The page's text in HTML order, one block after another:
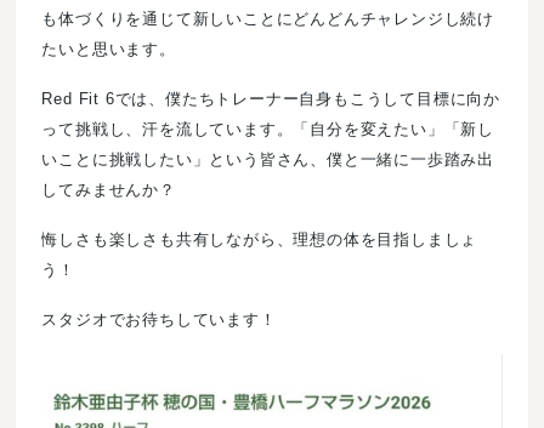
も体づくりを通じて新しいことにどんどんチャレンジし続け
たいと思います。
Red Fit 6では、僕たちトレーナー自身もこうして目標に向か
って挑戦し、汗を流しています。「自分を変えたい」「新し
いことに挑戦したい」という皆さん、僕と一緒に一歩踏み出
してみませんか？
悔しさも楽しさも共有しながら、理想の体を目指しましょ
う！
スタジオでお待ちしています！